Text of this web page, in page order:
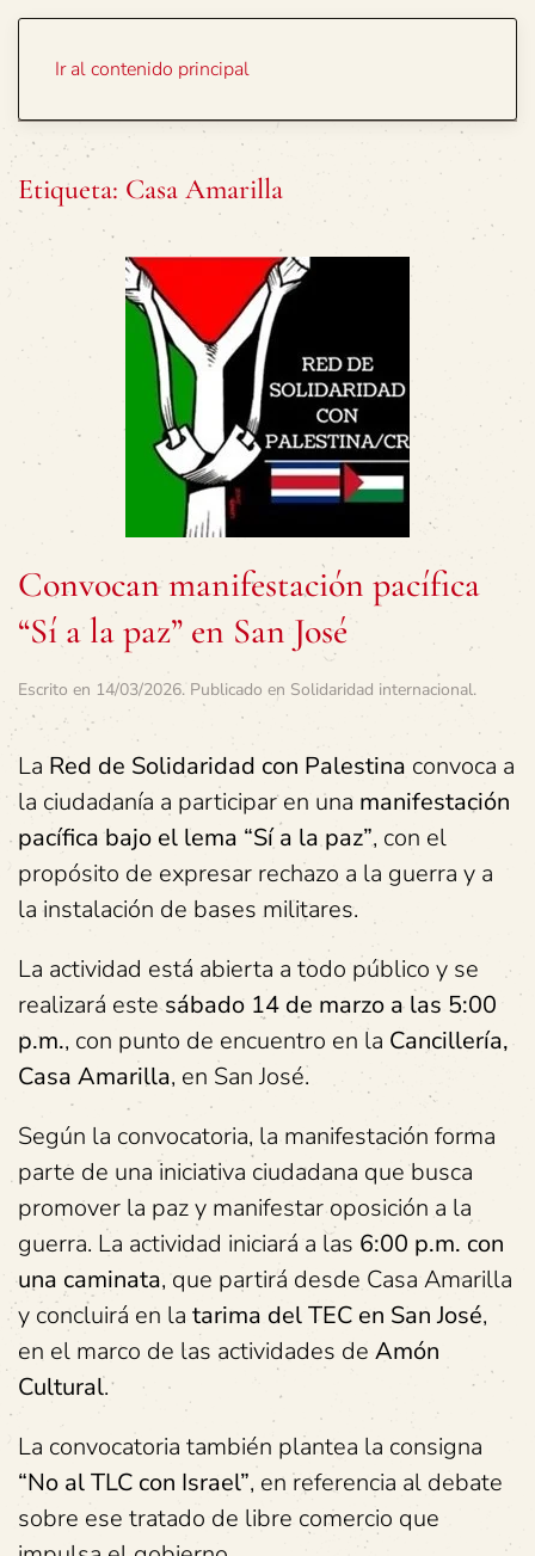
Ir al contenido principal
Etiqueta: Casa Amarilla
Convocan manifestación pacífica
“Sí a la paz” en San José
Escrito en 14/03/2026. Publicado en Solidaridad internacional.
La Red de Solidaridad con Palestina convoca a
la ciudadanía a participar en una manifestación
pacífica bajo el lema “Sí a la paz”, con el
propósito de expresar rechazo a la guerra y a
la instalación de bases militares.
La actividad está abierta a todo público y se
realizará estesábado 14 de marzo a las 5:00
p.m., con punto de encuentro en la Cancillería,
Casa Amarilla, en San José.
Según la convocatoria, la manifestación forma
parte de una iniciativa ciudadana que busca
promover la paz y manifestar oposición a la
guerra. La actividad iniciará a las 6:00 p.m. con
una caminata, que partirá desde Casa Amarilla
y concluirá en la tarima del TEC en San José,
en el marco de las actividades de Amón
Cultural.
La convocatoria también plantea la consigna
“No al TLC con Israel”, en referencia al debate
sobre ese tratado de libre comercio que